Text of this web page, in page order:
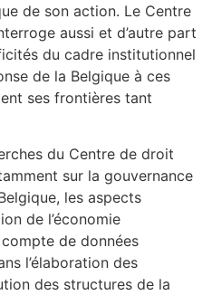
de son action. Le Centre
aussi et d’autre part
du cadre institutionnel
de la Belgique à ces
ses frontières tant
du Centre de droit
sur la gouvernance
les aspects
de l’économie
de données
l’élaboration des
des structures de la